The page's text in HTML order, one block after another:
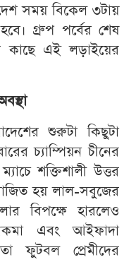
সময় বিকেল ৩টায়
গ্রুপ পর্বের শেষ
কাছে এই লড়াইয়ের
শুরুটা কিছুটা
চ্যাম্পিয়ন চীনের
শক্তিশালী উত্তর
হয় লাল-সবুজের
বিপক্ষে হারলেও
এবং আইফাদা
ফুটবল প্রেমীদের